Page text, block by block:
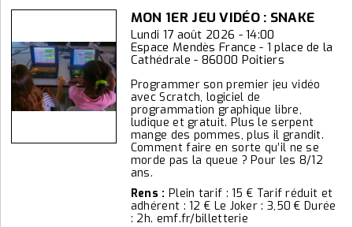
MON 1ER JEU VIDÉO : SNAKE
Lundi 17 août 2026 - 14:00
Espace Mendès France - 1 place de la
Cathédrale - 86000 Poitiers
Programmer son premier jeu vidéo
avec Scratch, logiciel de
programmation graphique libre,
ludique et gratuit. Plus le serpent
mange des pommes, plus il grandit.
Comment faire en sorte qu’il ne se
morde pas la queue ? Pour les 8/12
ans.
Rens : Plein tarif : 15 € Tarif réduit et
adhérent : 12 € Le Joker : 3,50 € Durée
: 2h. emf.fr/billetterie